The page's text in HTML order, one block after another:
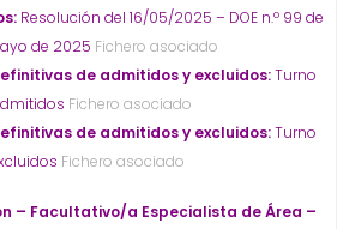
Resolución del 16/05/2025 – DOE n.º 99 de
de 2025 Fichero asociado
de admitidos y excluidos:Turno
Fichero asociado
de admitidos y excluidos:Turno
Fichero asociado
– Facultativo/a Especialista de Área –